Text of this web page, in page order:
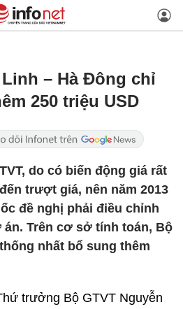
– Hà Đông chỉ
250 triệu USD
do có biến động giá rất
trượt giá, nên năm 2013
đề nghị phải điều chỉnh
Trên cơ sở tính toán, Bộ
nhất bổ sung thêm
trưởng Bộ GTVT Nguyễn